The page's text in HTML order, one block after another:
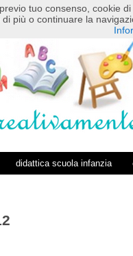
didattica scuola infanzia
tuo consenso, cookie
più o continuare la